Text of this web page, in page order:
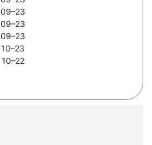
09–23
09–23
09–23
10–23
10–22